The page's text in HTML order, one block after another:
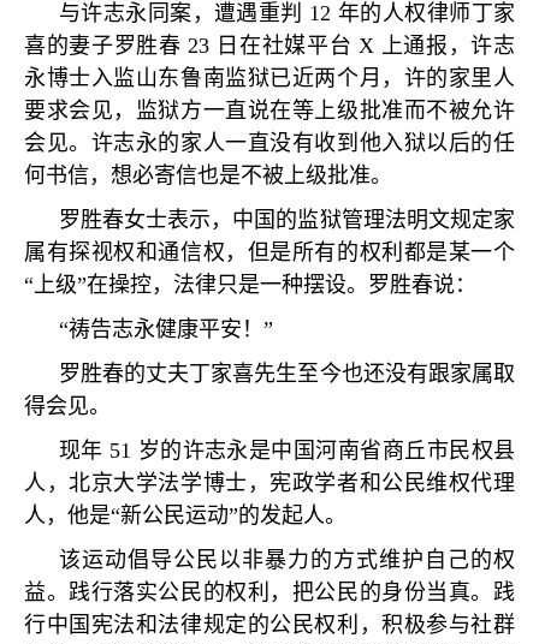
与许志永同案，遭遇重判 12 年的人权律师丁家
喜的妻子罗胜春 23 日在社媒平台 X 上通报，许志
永博士入监山东鲁南监狱已近两个月，许的家里人
要求会见，监狱方一直说在等上级批准而不被允许
会见。许志永的家人一直没有收到他入狱以后的任
何书信，想必寄信也是不被上级批准。
罗胜春女士表示，中国的监狱管理法明文规定家
属有探视权和通信权，但是所有的权利都是某一个
“上级”在操控，法律只是一种摆设。罗胜春说：
“祷告志永健康平安！ ”
罗胜春的丈夫丁家喜先生至今也还没有跟家属取
得会见。
现年 51 岁的许志永是中国河南省商丘市民权县
人，北京大学法学博士，宪政学者和公民维权代理
人，他是“新公民运动”的发起人。
该运动倡导公民以非暴力的方式维护自己的权
益。践行落实公民的权利，把公民的身份当真。践
行中国宪法和法律规定的公民权利，积极参与社群